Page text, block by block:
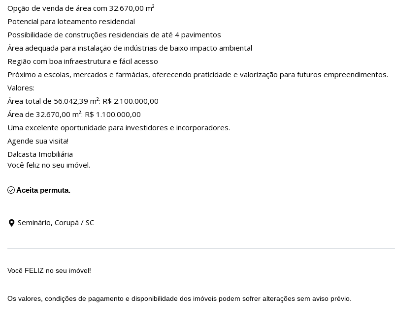
Opção de venda de área com 32.670,00 m²
Potencial para loteamento residencial
Possibilidade de construções residenciais de até 4 pavimentos
Área adequada para instalação de indústrias de baixo impacto ambiental
Região com boa infraestrutura e fácil acesso
Próximo a escolas, mercados e farmácias, oferecendo praticidade e valorização para futuros empreendimentos.
Valores:
Área total de 56.042,39 m²: R$ 2.100.000,00
Área de 32.670,00 m²: R$ 1.100.000,00
Uma excelente oportunidade para investidores e incorporadores.
Agende sua visita!
Dalcasta Imobiliária
Você feliz no seu imóvel.
Aceita permuta.
Seminário, Corupá / SC
Você FELIZ no seu imóvel!
Os valores, condições de pagamento e disponibilidade dos imóveis podem sofrer alterações sem aviso prévio.